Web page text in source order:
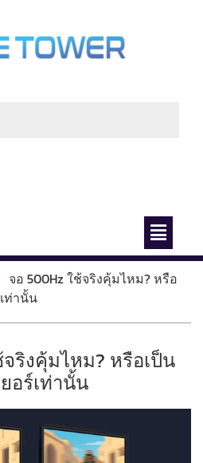
จอ 500Hz ใช้จริงคุ้มไหม? หรือ
ท่านั้น
ริงคุ้มไหม? หรือเป็น
อร์เท่านั้น